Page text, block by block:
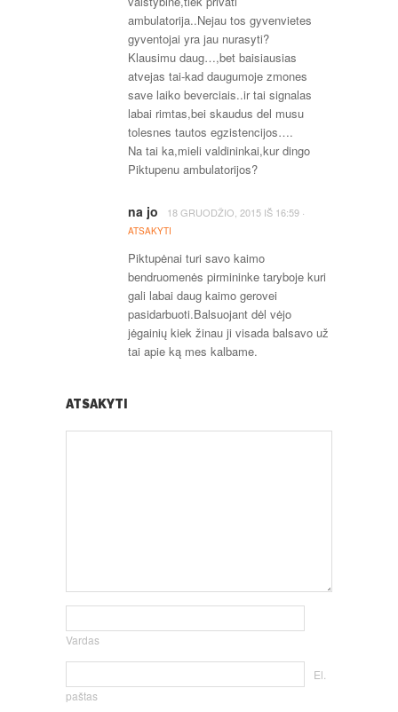
ambulatorija..Nejau tos gyvenvietes
gyventojai yra jau nurasyti?
Klausimu daug…,bet baisiausias
atvejas tai-kad daugumoje zmones
save laiko beverciais..ir tai signalas
labai rimtas,bei skaudus del musu
tolesnes tautos egzistencijos….
Na tai ka,mieli valdininkai,kur dingo
Piktupenu ambulatorijos?
na jo 18 GRUODŽIO, 2015 IŠ 16:59 ·
ATSAKYTI
Piktupėnai turi savo kaimo
bendruomenės pirmininke taryboje kuri
gali labai daug kaimo gerovei
pasidarbuoti.Balsuojant dėl vėjo
jėgainių kiek žinau ji visada balsavo už
tai apie ką mes kalbame.
ATSAKYTI
Vardas
El.
paštas